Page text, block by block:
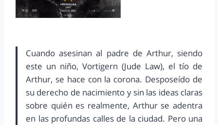
Cuando asesinan al padre de Arthur, siendo
este un niño, Vortigern (Jude Law), el tío de
Arthur, se hace con la corona. Desposeído de
su derecho de nacimiento y sin las ideas claras
sobre quién es realmente, Arthur se adentra
en las profundas calles de la ciudad. Pero una